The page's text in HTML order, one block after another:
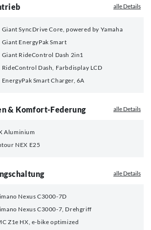
alle Details
Giant SyncDrive Core, powered by Yamaha
Giant EnergyPak Smart
Giant RideControl Dash 2in1
RideControl Dash, Farbdisplay LCD
EnergyPak Smart Charger, 6A
& Komfort-Federung alle Details
Aluminium
NEX E25
alle Details
Nexus C3000-7D
Nexus C3000-7, Drehgriff
Z1e HX, e-bike optimized